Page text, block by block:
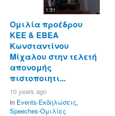
1:31
Ομιλία προέδρου
ΚΕΕ & ΕΒΕΑ
Κωνσταντίνου
Μίχαλου στην τελετή
απονομής
πιστοποιητι...
10 years ago
in Events-Εκδηλώσεις,
Speeches-Ομιλίες